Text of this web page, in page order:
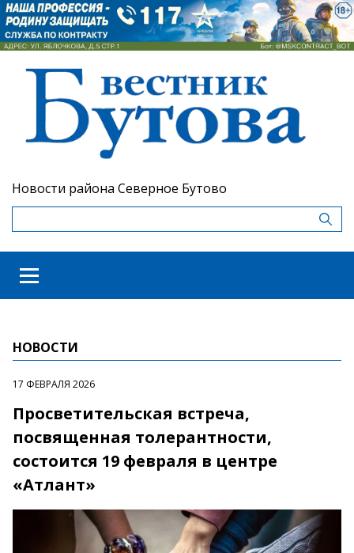
Новости района Северное Бутово
НОВОСТИ
17 ФЕВРАЛЯ 2026
Просветительская встреча,
посвященная толерантности,
состоится 19 февраля в центре
«Атлант»